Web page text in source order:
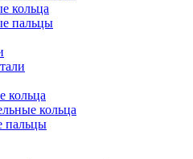
кольца
пальцы
кольца
кольца
пальцы